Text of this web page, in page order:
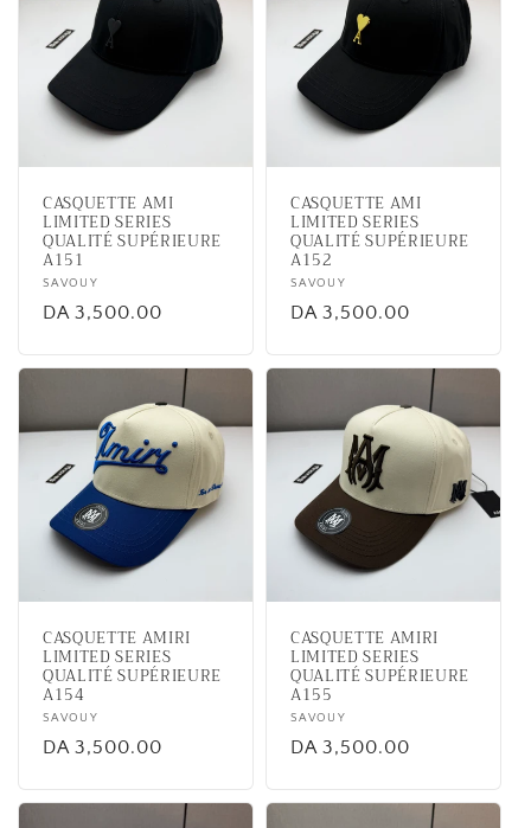
CASQUETTE AMI
LIMITED SERIES
QUALITÉ SUPÉRIEURE
A151
Vendor:
SAVOUY
Regular
DA 3,500.00
CASQUETTE AMI
LIMITED SERIES
QUALITÉ SUPÉRIEURE
A152
Vendor:
SAVOUY
Regular
DA 3,500.00
CASQUETTE AMIRI
LIMITED SERIES
QUALITÉ SUPÉRIEURE
A154
Vendor:
SAVOUY
Regular
DA 3,500.00
CASQUETTE AMIRI
LIMITED SERIES
QUALITÉ SUPÉRIEURE
A155
Vendor:
SAVOUY
Regular
DA 3,500.00